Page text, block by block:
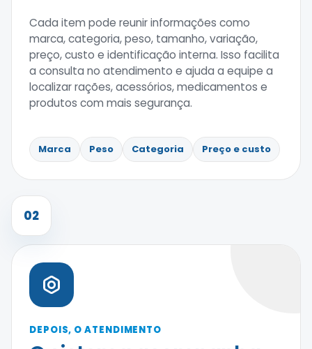
Cada item pode reunir informações como
marca, categoria, peso, tamanho, variação,
preço, custo e identificação interna. Isso facilita
a consulta no atendimento e ajuda a equipe a
localizar rações, acessórios, medicamentos e
produtos com mais segurança.
Marca Peso Categoria Preço e custo
02
DEPOIS, O ATENDIMENTO